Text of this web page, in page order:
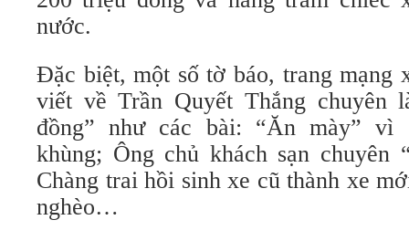
nước.
Đặc biệt, một số tờ báo, trang mạng
viết về Trần Quyết Thắng chuyên
đồng” như các bài: “Ăn mày” vì
khùng; Ông chủ khách sạn chuyên
Chàng trai hồi sinh xe cũ thành xe
nghèo…